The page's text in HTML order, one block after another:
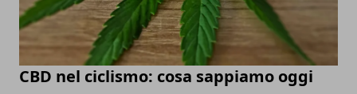
CBD nel ciclismo: cosa sappiamo oggi